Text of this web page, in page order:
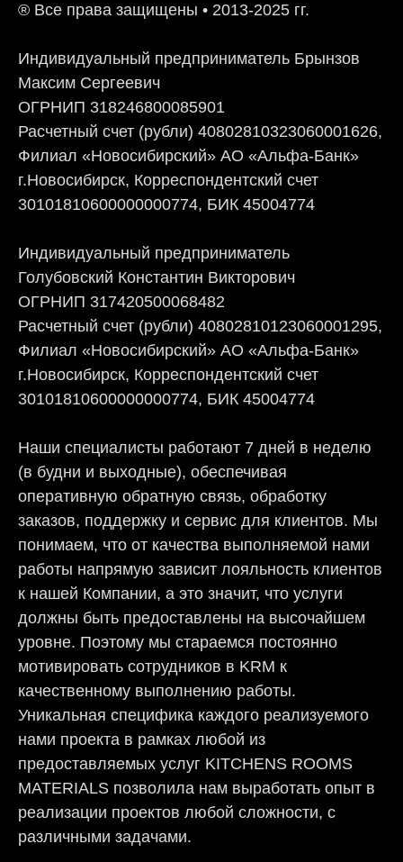
® Все права защищены • 2013-2025 гг.
Индивидуальный предприниматель Брынзов
Максим Сергеевич
ОГРНИП 318246800085901
Расчетный счет (рубли) 40802810323060001626,
Филиал «Новосибирский» АО «Альфа-Банк»
г.Новосибирск, Корреспондентский счет
30101810600000000774, БИК 45004774
Индивидуальный предприниматель
Голубовский Константин Викторович
ОГРНИП 317420500068482
Расчетный счет (рубли) 40802810123060001295,
Филиал «Новосибирский» АО «Альфа-Банк»
г.Новосибирск, Корреспондентский счет
30101810600000000774, БИК 45004774
Наши специалисты работают 7 дней в неделю
(в будни и выходные), обеспечивая
оперативную обратную связь, обработку
заказов, поддержку и сервис для клиентов. Мы
понимаем, что от качества выполняемой нами
работы напрямую зависит лояльность клиентов
к нашей Компании, а это значит, что услуги
должны быть предоставлены на высочайшем
уровне. Поэтому мы стараемся постоянно
мотивировать сотрудников в KRM к
качественному выполнению работы.
Уникальная специфика каждого реализуемого
нами проекта в рамках любой из
предоставляемых услуг KITCHENS ROOMS
MATERIALS позволила нам выработать опыт в
реализации проектов любой сложности, с
различными задачами.